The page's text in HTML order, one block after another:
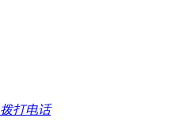
拨打电话